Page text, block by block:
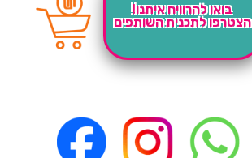
בואו להרוויח איתנו!
הצטרפו לתכנית השותפים